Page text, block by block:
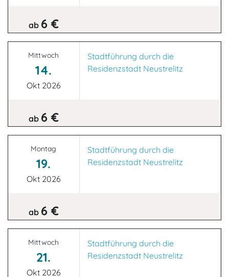
ab 6 €
Mittwoch
14.
Okt 2026
Stadtführung durch die
Residenzstadt Neustrelitz
ab 6 €
Montag
19.
Okt 2026
Stadtführung durch die
Residenzstadt Neustrelitz
ab 6 €
Mittwoch
21.
Okt 2026
Stadtführung durch die
Residenzstadt Neustrelitz